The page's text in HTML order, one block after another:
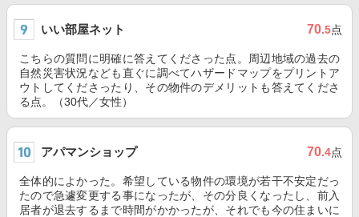
いい部屋ネット 70.5点
こちらの質問に明確に答えてくださった点。周辺地域の過去の
自然災害状況なども直ぐに調べてハザードマップをプリントア
ウトしてくださったり、その物件のデメリットも答えてくださ
る点。（30代／女性）
アパマンショップ 70.4点
全体的によかった。希望している物件の環境が若干不安定だっ
たので急遽変更する事になったが、その分良くなったし、前入
居者が退去するまで時間がかかったが、それでも今の住まいに